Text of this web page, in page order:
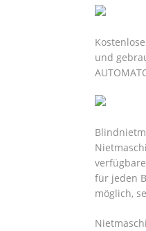
und
für jeden
möglich,